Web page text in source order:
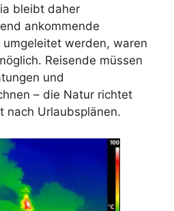
bleibt daher
ankommende
werden, waren
Reisende müssen
und
– die Natur richtet
nach Urlaubsplänen.